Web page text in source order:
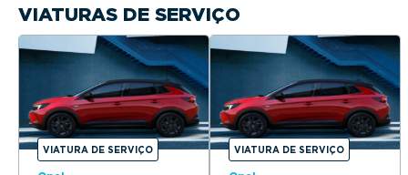
VIATURAS DE SERVIÇO
VIATURA DE SERVIÇO VIATURA DE SERVIÇO